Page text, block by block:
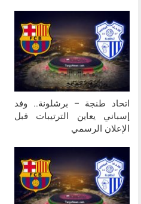
اتحاد طنجة – برشلونة.. وفد
إسباني يعاين الترتيبات قبل
الإعلان الرسمي